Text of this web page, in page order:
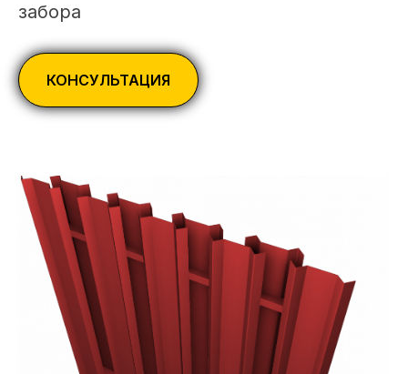
забора
КОНСУЛЬТАЦИЯ